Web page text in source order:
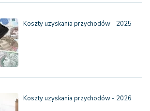
Koszty uzyskania przychodów - 2025
Koszty uzyskania przychodów - 2026